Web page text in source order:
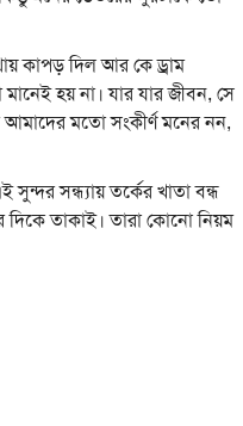
কাপড় দিল আর কে ড্রাম
হয় না। যার যার জীবন, সে
মতো সংকীর্ণ মনের নন,
সন্ধ্যায় তর্কের খাতা বন্ধ
তাকাই। তারা কোনো নিয়ম